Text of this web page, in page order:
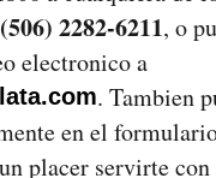
(506) 2282-6211, o
electronico a
. Tambien
en el
placer servirte con